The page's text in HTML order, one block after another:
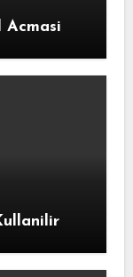
Acmasi